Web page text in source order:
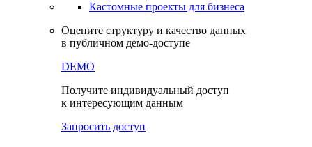
Кастомные проекты для бизнеса
Оцените структуру и качество данных
в публичном демо-доступе
DEMO
Получите индивидуальный доступ
к интересующим данным
Запросить доступ